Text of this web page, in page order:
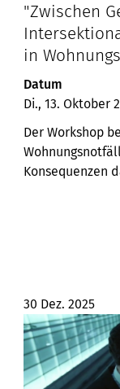
"Zwischen
in
Datum
Di., 13. Oktober
Der Workshop
Konsequenzen
30 Dez. 2025